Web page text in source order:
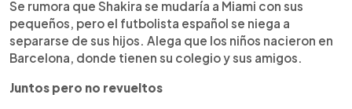
Se rumora que Shakira se mudaría a Miami con sus
pequeños, pero el futbolista español se niega a
separarse de sus hijos. Alega que los niños nacieron en
Barcelona, donde tienen su colegio y sus amigos.
Juntos pero no revueltos